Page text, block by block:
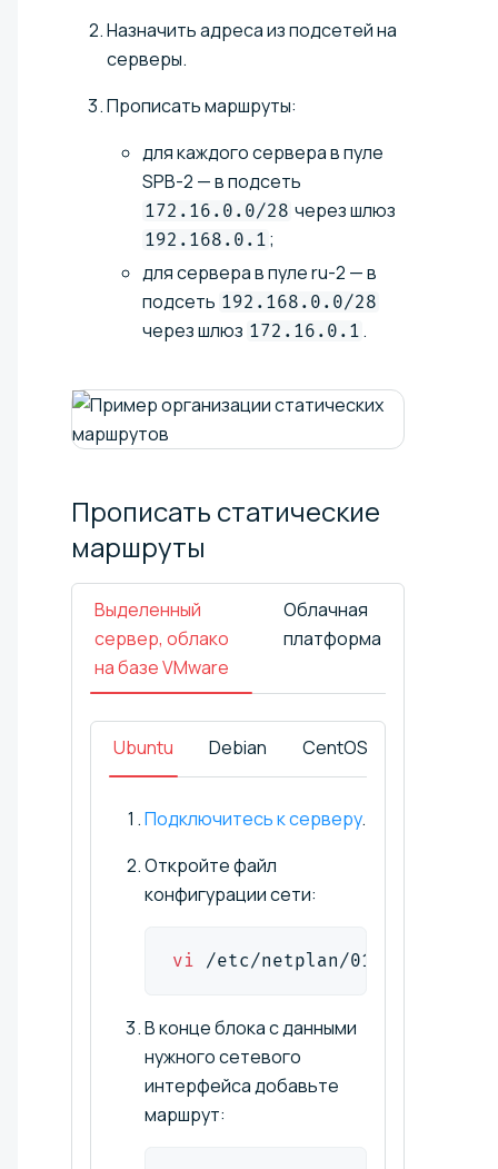
Назначить адреса из подсетей на
серверы.
Прописать маршруты:
для каждого сервера в пуле
SPB-2 — в подсеть
172.16.0.0/28 через шлюз
192.168.0.1 ;
для сервера в пуле ru-2 — в
подсеть 192.168.0.0/28
через шлюз 172.16.0.1 .
Прописать статические
маршруты
Выделенный
сервер, облако
на базе VMware
Облачная
платформа
Ubuntu Debian CentOS
Подключитесь к серверу.
Откройте файл
конфигурации сети:
vi /etc/netplan/01-
В конце блока с данными
нужного сетевого
интерфейса добавьте
маршрут: